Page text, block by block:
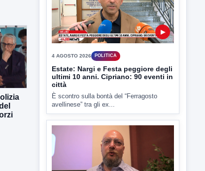
▶
4 AGOSTO 2026
Estate: Nargi e Festa peggiore degli
ultimi 10 anni. Cipriano: 90 eventi in
città
È scontro sulla bontà del “Ferragosto
avellinese” tra gli ex...